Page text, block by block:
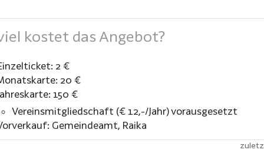
kostet das Angebot?
2 €
20 €
150 €
Vereinsmitgliedschaft (€ 12,-/Jahr) vorausgesetzt
Gemeindeamt, Raika